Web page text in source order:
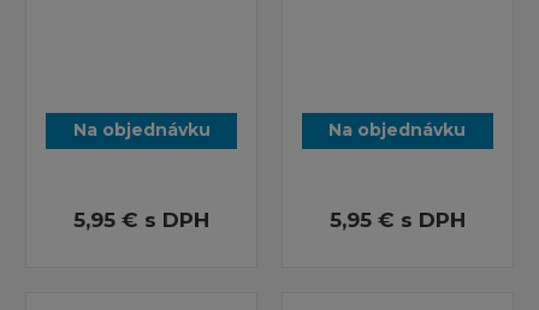
Na objednávku
5,95 € s DPH
Na objednávku
5,95 € s DPH